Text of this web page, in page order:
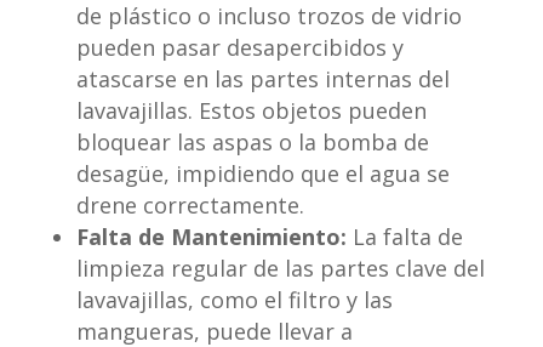
de plástico o incluso trozos de vidrio
pueden pasar desapercibidos y
atascarse en las partes internas del
lavavajillas. Estos objetos pueden
bloquear las aspas o la bomba de
desagüe, impidiendo que el agua se
drene correctamente.
Falta de Mantenimiento: La falta de
limpieza regular de las partes clave del
lavavajillas, como el filtro y las
mangueras, puede llevar a